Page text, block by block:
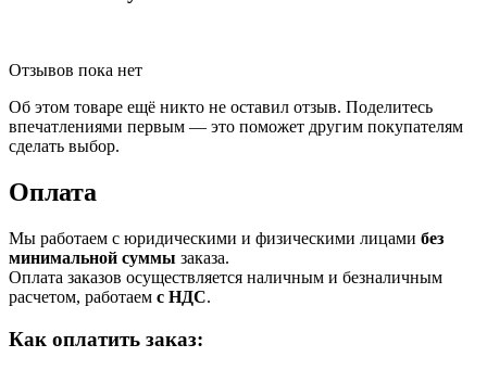
Отзывов пока нет
Об этом товаре ещё никто не оставил отзыв. Поделитесь
впечатлениями первым — это поможет другим покупателям
сделать выбор.
Оплата
Мы работаем с юридическими и физическими лицами без
минимальной суммы заказа.
Оплата заказов осуществляется наличным и безналичным
расчетом, работаем с НДС.
Как оплатить заказ: